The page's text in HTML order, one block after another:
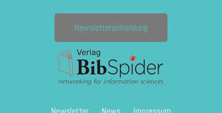
Newsletteranmeldung